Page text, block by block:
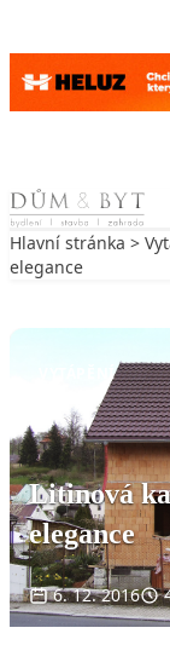
Skip to content
Hlavní stránka >
elegance
VYTÁPĚNÍ
Litinová
elegance
6. 12. 2016